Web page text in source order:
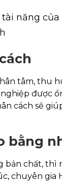
năng
tâm, thu
được
cách sẽ
bằng
bản chất, thì
chuyên gia